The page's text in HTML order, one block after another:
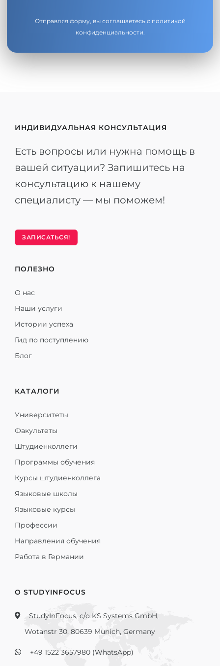
Отправляя форму, вы соглашаетесь с политикой
конфиденциальности.
ИНДИВИДУАЛЬНАЯ КОНСУЛЬТАЦИЯ
Есть вопросы или нужна помощь в
вашей ситуации? Запишитесь на
консультацию к нашему
специалисту — мы поможем!
ЗАПИСАТЬСЯ!
ПОЛЕЗНО
О нас
Наши услуги
Истории успеха
Гид по поступлению
Блог
КАТАЛОГИ
Университеты
Факультеты
Штудиенколлеги
Программы обучения
Курсы штудиенколлега
Языковые школы
Языковые курсы
Профессии
Направления обучения
Работа в Германии
О STUDYINFOCUS
StudyInFocus, c/o KS Systems GmbH,
Wotanstr 30, 80639 Munich, Germany
+49 1522 3657980 (WhatsApp)